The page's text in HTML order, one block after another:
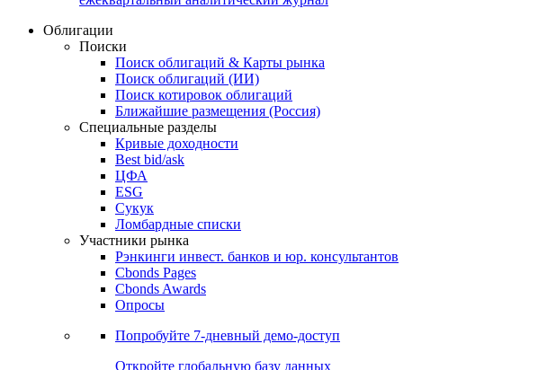
Журнал
Cbonds Review
ежеквартальный аналитический журнал
Облигации
Поиски
Поиск облигаций & Карты рынка
Поиск облигаций (ИИ)
Поиск котировок облигаций
Ближайшие размещения (Россия)
Специальные разделы
Кривые доходности
Best bid/ask
ЦФА
ESG
Сукук
Ломбардные списки
Участники рынка
Рэнкинги инвест. банков и юр. консультантов
Cbonds Pages
Cbonds Awards
Опросы